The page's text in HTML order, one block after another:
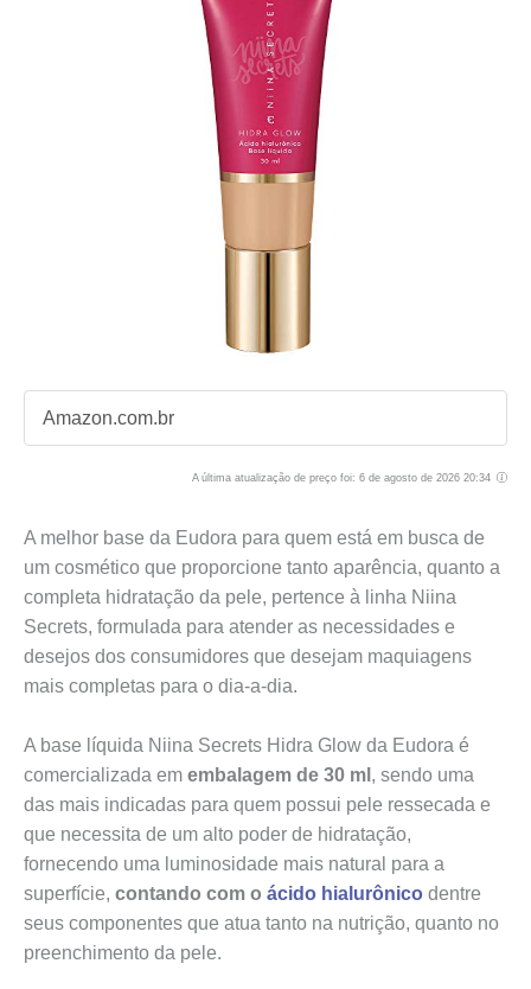
Amazon.com.br
A última atualização de preço foi: 6 de agosto de 2026 20:34
A melhor base da Eudora para quem está em busca de
um cosmético que proporcione tanto aparência, quanto a
completa hidratação da pele, pertence à linha Niina
Secrets, formulada para atender as necessidades e
desejos dos consumidores que desejam maquiagens
mais completas para o dia-a-dia.
A base líquida Niina Secrets Hidra Glow da Eudora é
comercializada em embalagem de 30 ml , sendo uma
das mais indicadas para quem possui pele ressecada e
que necessita de um alto poder de hidratação,
fornecendo uma luminosidade mais natural para a
superfície, contando com o ácido hialurônico dentre
seus componentes que atua tanto na nutrição, quanto no
preenchimento da pele.